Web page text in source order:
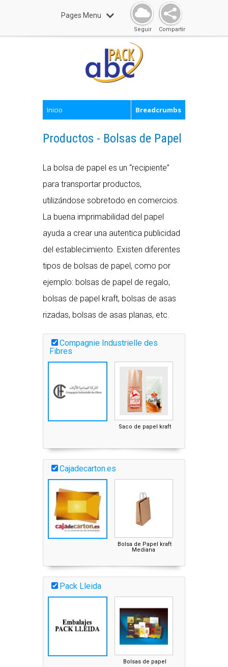
Pages Menu
Compartir
Seguir
Inicio Breadcrumbs
Productos - Bolsas de Papel
La bolsa de papel es un “recipiente”
para transportar productos,
utilizándose sobretodo en comercios.
La buena imprimabilidad del papel
ayuda a crear una autentica publicidad
del establecimiento. Existen diferentes
tipos de bolsas de papel, como por
ejemplo: bolsas de papel de regalo,
bolsas de papel kraft, bolsas de asas
rizadas, bolsas de asas planas, etc.
Compagnie Industrielle des
Fibres
Saco de papel kraft
Cajadecarton.es
Bolsa de Papel kraft
Mediana
Pack Lleida
Bolsas de papel